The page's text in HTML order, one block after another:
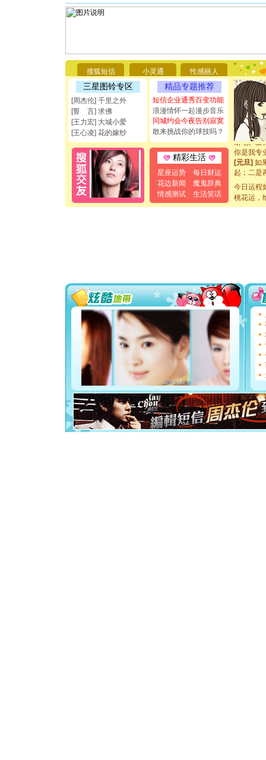
搜狐短信 小灵通 性感丽人
三星图铃专区
[周杰伦] 千里之外
[誓 言] 求佛
[王力宏] 大城小爱
[王心凌] 花的嫁纱
精品专题推荐
短信企业通秀百变功能
浪漫情怀一起漫步音乐
同城约会今夜告别寂寞
敢来挑战你的球技吗？
精彩生活
星座运势
每日财运
花边新闻
魔鬼辞典
情感测试
生活笑话
要平安！
[圣诞节]
能正大光
都要快乐
[圣诞节]
如意,快
[元旦]看
断电。爱
你是我专
[元旦]如
起；二是
离。水晶
[元旦]当
泣，这痛
卖了。水
你太多，
要平安
[圣诞节]
能正大
都要快乐
[圣诞节]
如意,快
[元旦]
看
断电。
你是我
[元旦]如
起；二是
离。水晶
[元旦]当
泣，这痛
今日运程
桃花运，